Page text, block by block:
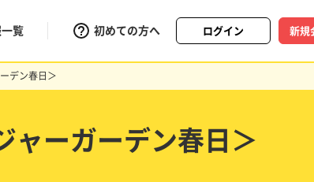
覧 初めての方へ ログイン 新規
デン春日＞
ャーガーデン春日＞